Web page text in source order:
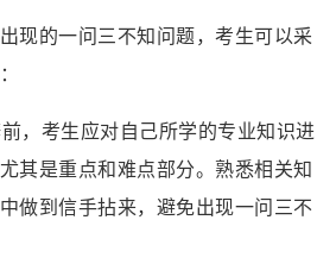
现的一问三不知问题，考生可以采
，考生应对自己所学的专业知识进
其是重点和难点部分。熟悉相关知
做到信手拈来，避免出现一问三不